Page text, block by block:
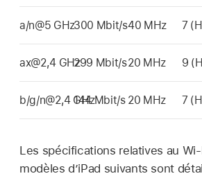
a/n@5 GHz300 Mbit/s40 MHz 7
ax@2,4 GHz299 Mbit/s20 MHz 9
b/g/n@2,4 GHz144 Mbit/s 20 MHz 7
Les spécifications relatives au
modèles d’iPad suivants sont